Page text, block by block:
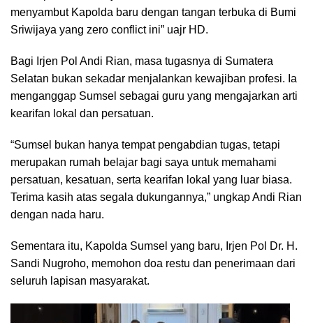
menyambut Kapolda baru dengan tangan terbuka di Bumi
Sriwijaya yang zero conflict ini” uajr HD.
Bagi Irjen Pol Andi Rian, masa tugasnya di Sumatera
Selatan bukan sekadar menjalankan kewajiban profesi. Ia
menganggap Sumsel sebagai guru yang mengajarkan arti
kearifan lokal dan persatuan.
“Sumsel bukan hanya tempat pengabdian tugas, tetapi
merupakan rumah belajar bagi saya untuk memahami
persatuan, kesatuan, serta kearifan lokal yang luar biasa.
Terima kasih atas segala dukungannya,” ungkap Andi Rian
dengan nada haru.
Sementara itu, Kapolda Sumsel yang baru, Irjen Pol Dr. H.
Sandi Nugroho, memohon doa restu dan penerimaan dari
seluruh lapisan masyarakat.